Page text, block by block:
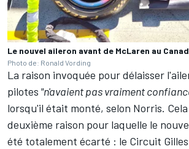
Le nouvel aileron avant de McLaren au
Photo de: Ronald Vording
La raison invoquée pour délaisser
pilotes "n'avaient pas vraiment
lorsqu'il était monté, selon Norris.
deuxième raison pour laquelle le
été totalement écarté : le Circuit